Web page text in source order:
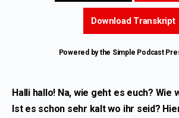
Download Transkript
Powered by the Simple Podcast
Halli hallo! Na, wie geht es euch? Wie
Ist es schon sehr kalt wo ihr seid?